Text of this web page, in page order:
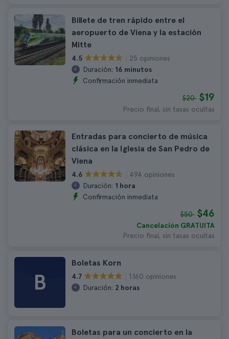
Billete de tren rápido entre el
aeropuerto de Viena y la estación
Mitte
4.5
25 opiniones
Duración: 16 minutos
Confirmación inmediata
$20 $19
Precio final, sin tasas ocultas
Entradas para concierto de música
clásica en la Iglesia de San Pedro de
Viena
4.6
494 opiniones
Duración: 1 hora
Confirmación inmediata
$50 $46
Cancelación GRATUITA
Precio final, sin tasas ocultas
B
Boletas Korn
4.7
1.160 opiniones
Duración: 2 horas
Boletas para un concierto en la